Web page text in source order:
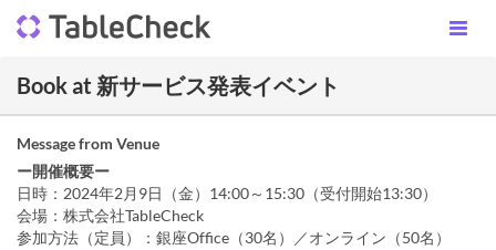
Book at 新サービス発表イベント
Message from Venue
ー開催概要ー
日時：2024年2月9日（金）14:00～15:30（受付開始13:30）
会場：株式会社TableCheck
参加方法（定員）：銀座Office（30名）／オンライン（50名）